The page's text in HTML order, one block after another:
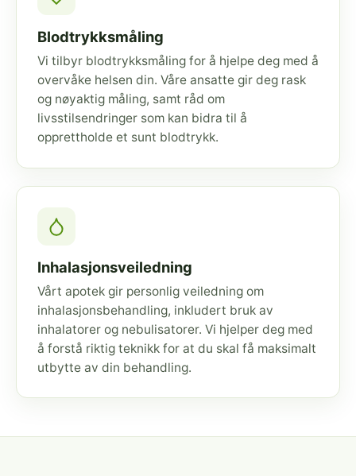
Blodtrykksmåling
Vi tilbyr blodtrykksmåling for å hjelpe deg med å
overvåke helsen din. Våre ansatte gir deg rask
og nøyaktig måling, samt råd om
livsstilsendringer som kan bidra til å
opprettholde et sunt blodtrykk.
Inhalasjonsveiledning
Vårt apotek gir personlig veiledning om
inhalasjonsbehandling, inkludert bruk av
inhalatorer og nebulisatorer. Vi hjelper deg med
å forstå riktig teknikk for at du skal få maksimalt
utbytte av din behandling.